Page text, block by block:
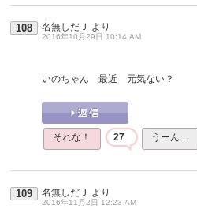
108 名無しだＪ より
2016年10月29日 10:14 AM
いのちゃん 最近 元気ない？
それな！ 27 うーん…
109 名無しだＪ より
2016年11月2日 12:23 AM